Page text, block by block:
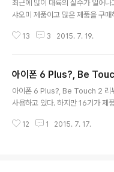
최근에 많이 대륙의 실수가 일어
샤오미 제품이고 많은 제품을 구
C40 프로젝터는 2-3달 전부터 갑
대부분 1달 정도 걸리는 배송인데,
ex 또는 EMS로 보내준다. 그리
무료로 껴준다. 그래서 주문 후 1
트라고 해서 이름처럼 엄청 작은
13 3 2015. 7. 19.
아이폰 6 Plus?, Be
아이폰 6 Plus?, Be Touch 2
사용하고 있다. 하지만 16기가 제
가끔 사진 찍는 것 외에는 정말 아
12 1 2015. 7. 17.